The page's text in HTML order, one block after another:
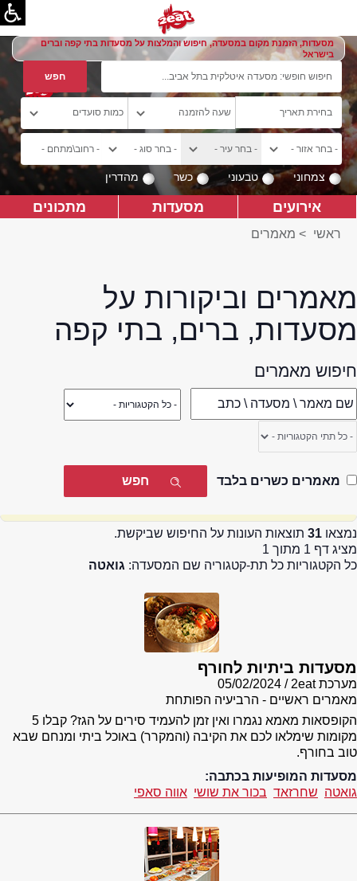
מסעדות, הזמנת מקום במסעדה, חיפוש והמלצות על מסעדות בתי קפה וברים
בישראל
צמחוני טבעוני כשר מהדרין
אירועים מסעדות מתכונים
ראשי > מאמרים
מאמרים וביקורות על
מסעדות, ברים, בתי קפה
חיפוש מאמרים
מאמרים כשרים בלבד
נמצאו 31 תוצאות העונות על החיפוש שביקשת.
מציג דף 1 מתוך 1
כל הקטגוריות כל תת-קטגוריה שם המסעדה: גואטה
מסעדות ביתיות לחורף
מערכת 2eat
05/02/2024
מאמרים ראשיים - הרביעיה הפותחת
הקופסאות מאמא נגמרו ואין זמן להעמיד סירים על הגז? קבלו 5
מקומות שימלאו לכם את הקיבה (והמקרר) באוכל ביתי ומנחם שבא
טוב בחורף.
מסעדות המופיעות בכתבה:
גואטה שחרזאד בכור את שושי אווה סאפי